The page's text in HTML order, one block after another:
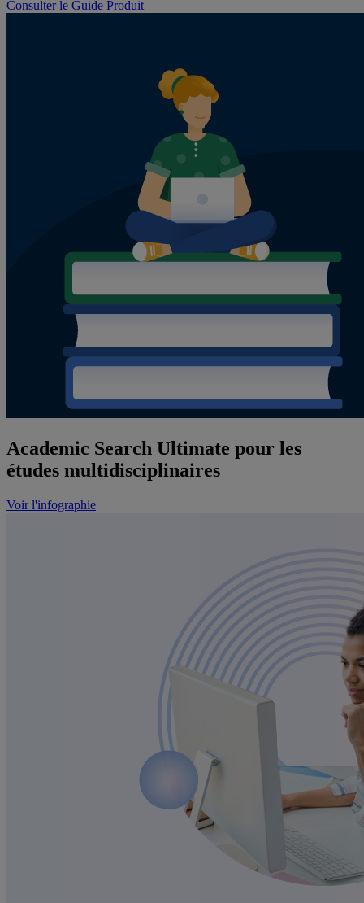
Consulter le Guide Produit
Academic Search Ultimate pour les
études multidisciplinaires
Voir l'infographie